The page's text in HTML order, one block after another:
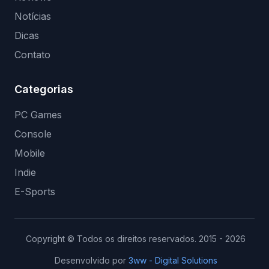
Notícias
Dicas
Contato
Categorias
PC Games
Console
Mobile
Indie
E-Sports
Copyright © Todos os direitos reservados. 2015 - 2026
Desenvolvido por 3ww - Digital Solutions